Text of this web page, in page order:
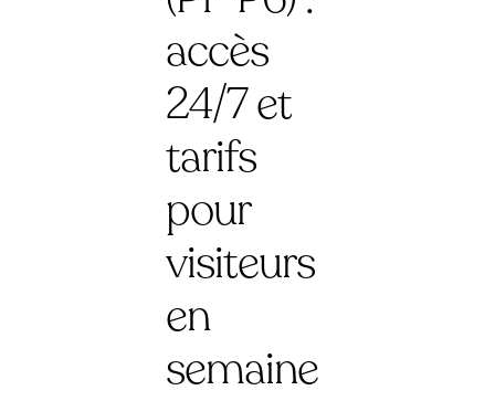
accès
24/7 et
tarifs
pour
visiteurs
en
semaine